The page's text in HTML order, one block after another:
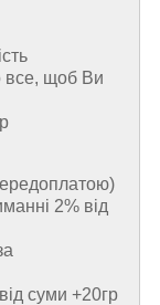
все, щоб Ви
2% від
суми +20гр